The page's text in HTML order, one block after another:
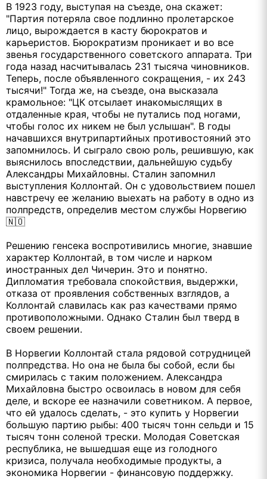
В 1923 году, выступая на съезде, она скажет:
"Партия потеряла свое подлинно пролетарское
лицо, вырождается в касту бюрократов и
карьеристов. Бюрократизм проникает и во все
звенья государственного советского аппарата. Три
года назад насчитывалась 231 тысяча чиновников.
Теперь, после объявленного сокращения, - их 243
тысячи!" Тогда же, на съезде, она высказала
крамольное: "ЦК отсылает инакомыслящих в
отдаленные края, чтобы не путались под ногами,
чтобы голос их никем не был услышан". В годы
начавшихся внутрипартийных противостояний это
запомнилось. И сыграло свою роль, решившую, как
выяснилось впоследствии, дальнейшую судьбу
Александры Михайловны. Сталин запомнил
выступления Коллонтай. Он с удовольствием пошел
навстречу ее желанию выехать на работу в одно из
полпредств, определив местом службы Норвегию
🇳🇴
Решению генсека воспротивились многие, знавшие
характер Коллонтай, в том числе и нарком
иностранных дел Чичерин. Это и понятно.
Дипломатия требовала спокойствия, выдержки,
отказа от проявления собственных взглядов, а
Коллонтай славилась как раз качествами прямо
противоположными. Однако Сталин был тверд в
своем решении.
В Норвегии Коллонтай стала рядовой сотрудницей
полпредства. Но она не была бы собой, если бы
смирилась с таким положением. Александра
Михайловна быстро освоилась в новом для себя
деле, и вскоре ее назначили советником. А первое,
что ей удалось сделать, - это купить у Норвегии
большую партию рыбы: 400 тысяч тонн сельди и 15
тысяч тонн соленой трески. Молодая Советская
республика, не вышедшая еще из голодного
кризиса, получала необходимые продукты, а
экономика Норвегии - финансовую поддержку.